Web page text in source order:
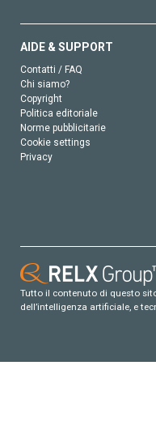
AIDE & SUPPORT
Contatti / FAQ
Chi siamo?
Copyright
Politica editoriale
Norme pubblicitarie
Cookie settings
Privacy
Tutto il contenuto di questo
dell’intelligenza artificiale, e